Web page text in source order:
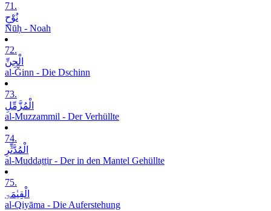
71.
نُوْحٍ
Nūḥ - Noah
72.
الْجِنِّ
al-Ǧinn - Die Dschinn
73.
الْمُزَّمِّلِ
al-Muzzammil - Der Verhüllte
74.
الْمُدَّثِّرِ
al-Muddaṯṯir - Der in den Mantel Gehüllte
75.
الْقِیٰمَۃِ
al-Qiyāma - Die Auferstehung